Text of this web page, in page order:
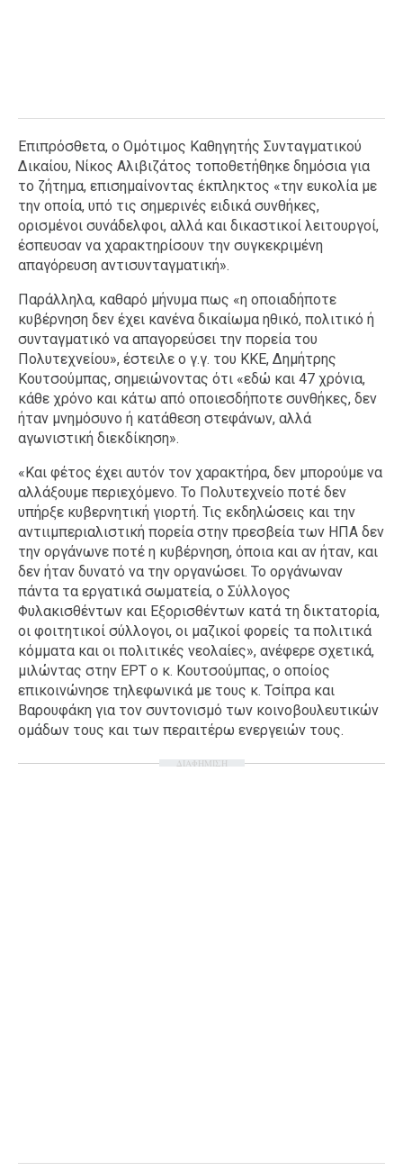
Επιπρόσθετα, ο Ομότιμος Καθηγητής Συνταγματικού
Δικαίου, Νίκος Αλιβιζάτος τοποθετήθηκε δημόσια για
το ζήτημα, επισημαίνοντας έκπληκτος «την ευκολία με
την οποία, υπό τις σημερινές ειδικά συνθήκες,
ορισμένοι συνάδελφοι, αλλά και δικαστικοί λειτουργοί,
έσπευσαν να χαρακτηρίσουν την συγκεκριμένη
απαγόρευση αντισυνταγματική».
Παράλληλα, καθαρό μήνυμα πως «η οποιαδήποτε
κυβέρνηση δεν έχει κανένα δικαίωμα ηθικό, πολιτικό ή
συνταγματικό να απαγορεύσει την πορεία του
Πολυτεχνείου», έστειλε ο γ.γ. του ΚΚΕ, Δημήτρης
Κουτσούμπας, σημειώνοντας ότι «εδώ και 47 χρόνια,
κάθε χρόνο και κάτω από οποιεσδήποτε συνθήκες, δεν
ήταν μνημόσυνο ή κατάθεση στεφάνων, αλλά
αγωνιστική διεκδίκηση».
«Και φέτος έχει αυτόν τον χαρακτήρα, δεν μπορούμε να
αλλάξουμε περιεχόμενο. Το Πολυτεχνείο ποτέ δεν
υπήρξε κυβερνητική γιορτή. Τις εκδηλώσεις και την
αντιιμπεριαλιστική πορεία στην πρεσβεία των ΗΠΑ δεν
την οργάνωνε ποτέ η κυβέρνηση, όποια και αν ήταν, και
δεν ήταν δυνατό να την οργανώσει. Το οργάνωναν
πάντα τα εργατικά σωματεία, ο Σύλλογος
Φυλακισθέντων και Εξορισθέντων κατά τη δικτατορία,
οι φοιτητικοί σύλλογοι, οι μαζικοί φορείς τα πολιτικά
κόμματα και οι πολιτικές νεολαίες», ανέφερε σχετικά,
μιλώντας στην ΕΡΤ ο κ. Κουτσούμπας, ο οποίος
επικοινώνησε τηλεφωνικά με τους κ. Τσίπρα και
Βαρουφάκη για τον συντονισμό των κοινοβουλευτικών
ομάδων τους και των περαιτέρω ενεργειών τους.
ΔΙΑΦΗΜΙΣΗ